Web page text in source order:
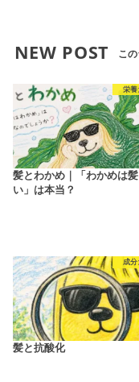
NEW POST こ
栄養
髪とわかめ｜「わかめは
い」は本当？
成分
髪と抗酸化